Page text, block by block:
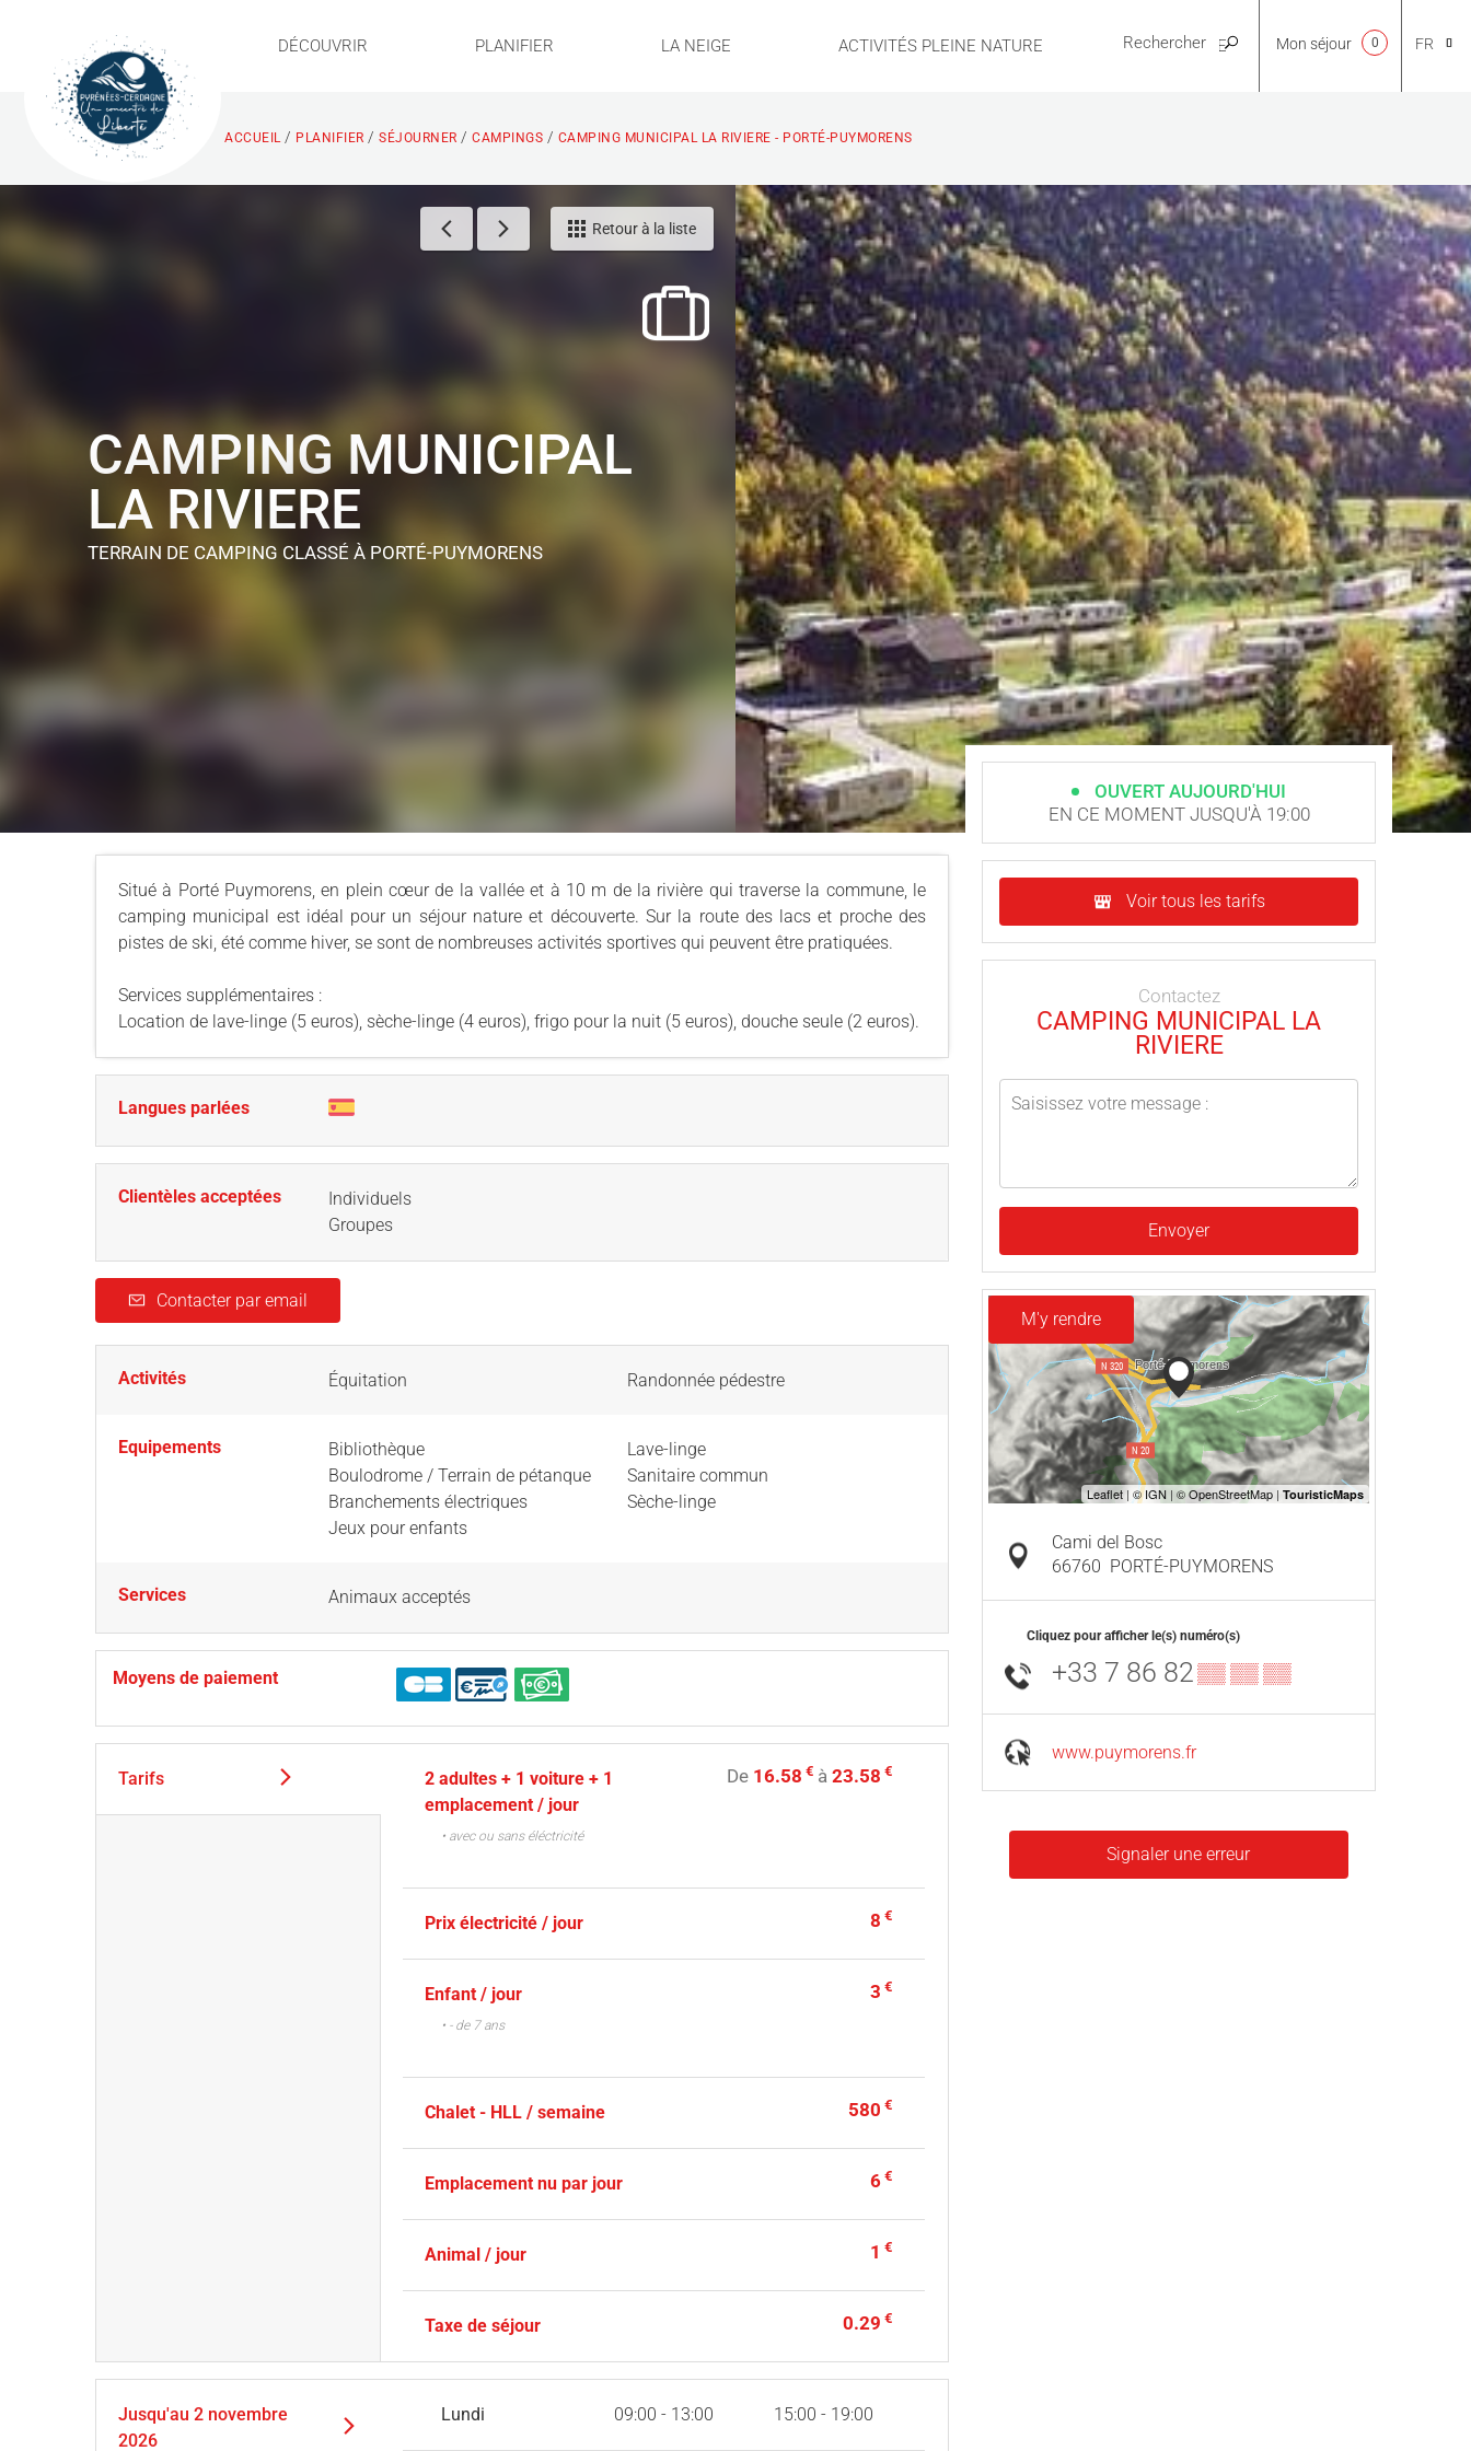
DÉCOUVRIR PLANIFIER LA NEIGE ACTIVITÉS PLEINE NATURE PRATIQUE
NL
EN
FR
ES
Mon séjour 0
ACCUEIL / PLANIFIER / SÉJOURNER / CAMPINGS / CAMPING MUNICIPAL LA RIVIERE - PORTÉ-PUYMORENS
Retour à la liste
CAMPING MUNICIPAL
LA RIVIERE
TERRAIN DE CAMPING CLASSÉ À PORTÉ-PUYMORENS
Situé à Porté Puymorens, en plein cœur de la vallée et à 10 m de la rivière qui traverse la commune, le
camping municipal est idéal pour un séjour nature et découverte. Sur la route des lacs et proche des
pistes de ski, été comme hiver, se sont de nombreuses activités sportives qui peuvent être pratiquées.
Services supplémentaires :
Location de lave-linge (5 euros), sèche-linge (4 euros), frigo pour la nuit (5 euros), douche seule (2 euros).
Langues parlées
Clientèles acceptées
Individuels
Groupes
Contacter par email
Activités Équitation Randonnée pédestre
Equipements
Bibliothèque
Boulodrome / Terrain de pétanque
Branchements électriques
Jeux pour enfants
Lave-linge
Sanitaire commun
Sèche-linge
Services Animaux acceptés
Moyens de paiement
Tarifs
2 adultes + 1 voiture + 1
emplacement / jour
De 16.58 € à23.58 €
• avec ou sans éléctricité
Prix électricité / jour 8 €
Enfant / jour 3 €
• - de 7 ans
Chalet - HLL / semaine 580 €
Emplacement nu par jour 6 €
Animal / jour 1 €
Taxe de séjour 0.29 €
Jusqu'au 2 novembre
2026
Lundi 09:00 - 13:00 15:00 - 19:00
OUVERT AUJOURD'HUI
EN CE MOMENT JUSQU'À 19:00
Voir tous les tarifs
Contactez
CAMPING MUNICIPAL LA
RIVIERE
Envoyer
M'y rendre
Cami del Bosc
66760 PORTÉ-PUYMORENS
Cliquez pour afficher le(s) numéro(s)
+33 7 86 82▒▒ ▒▒ ▒▒
www.puymorens.fr
Signaler une erreur